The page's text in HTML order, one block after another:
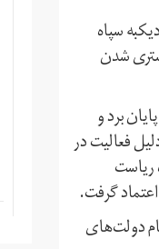
سپاه
شدن
پایان برد و
۱۳۵۷ به ایران بازگشت و به دلیل فعالیت در
ریاست
گرفت.
و در تمام دولت‌های